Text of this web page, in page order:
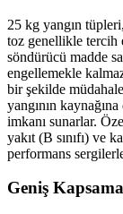
25 kg yangın
toz genellikle
söndürücü madde
engellemekle
bir şekilde
yangının
imkanı sunarlar.
yakıt (B sınıfı) ve
performans
Geniş